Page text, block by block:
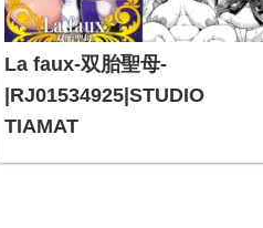
La faux-双胎聖母-
|RJ01534925|STUDIO
TIAMAT